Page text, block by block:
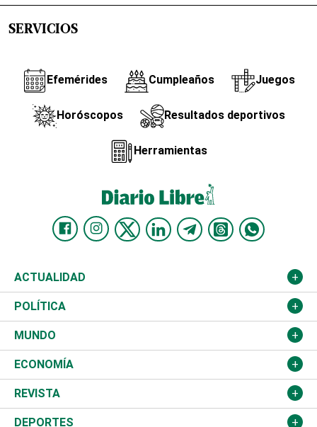
SERVICIOS
Efemérides Cumpleaños Juegos
Horóscopos Resultados deportivos
Herramientas
ACTUALIDAD
Nacional
Ciudad
Educación
Salud
Justicia
POLÍTICA
Partidos
JCE
TSE
Congreso Nacional
MUNDO
Estados Unidos
América Latina
Haití
ECONOMÍA
Finanzas
Turismo
REVISTA
Música
DEPORTES